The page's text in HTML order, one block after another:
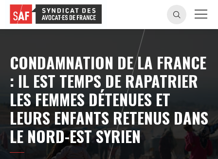
CONDAMNATION DE LA FRANCE
: IL EST TEMPS DE RAPATRIER
LES FEMMES DÉTENUES ET
LEURS ENFANTS RETENUS DANS
LE NORD-EST SYRIEN